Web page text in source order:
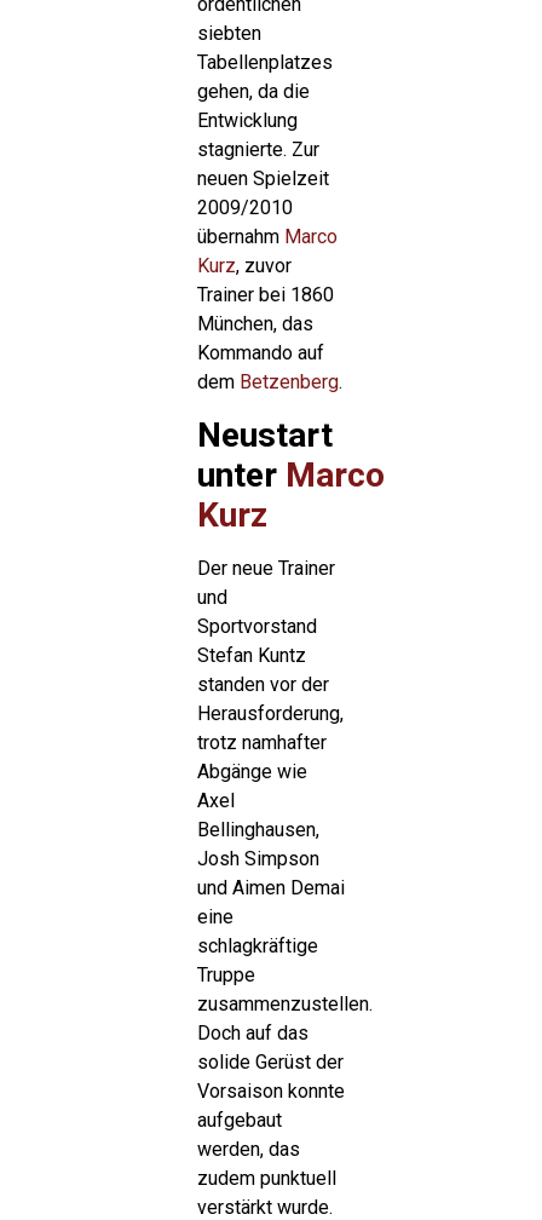
ordentlichen
siebten
Tabellenplatzes
gehen, da die
Entwicklung
stagnierte. Zur
neuen Spielzeit
2009/2010
übernahm Marco
Kurz, zuvor
Trainer bei 1860
München, das
Kommando auf
dem Betzenberg.
Neustart
unter Marco
Kurz
Der neue Trainer
und
Sportvorstand
Stefan Kuntz
standen vor der
Herausforderung,
trotz namhafter
Abgänge wie
Axel
Bellinghausen,
Josh Simpson
und Aimen Demai
eine
schlagkräftige
Truppe
zusammenzustellen.
Doch auf das
solide Gerüst der
Vorsaison konnte
aufgebaut
werden, das
zudem punktuell
verstärkt wurde.